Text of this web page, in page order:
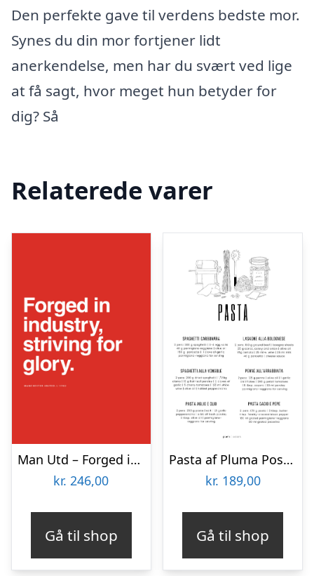
Den perfekte gave til verdens bedste mor.
Synes du din mor fortjener lidt
anerkendelse, men har du svært ved lige
at få sagt, hvor meget hun betyder for
dig? Så
Relaterede varer
Man Utd – Forged in industry af Olé Olé
kr. 246,00
Gå til shop
Pasta af Pluma Posters
kr. 189,00
Gå til shop